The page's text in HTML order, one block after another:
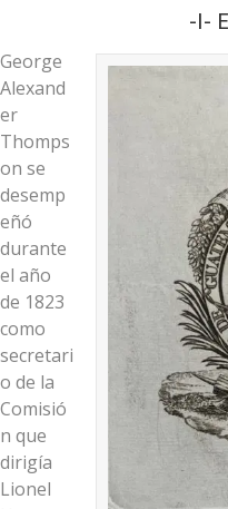
-I-
George
Alexand
er
Thomps
on se
desemp
eñó
durante
el año
de 1823
como
secretari
o de la
Comisió
n que
dirigía
Lionel